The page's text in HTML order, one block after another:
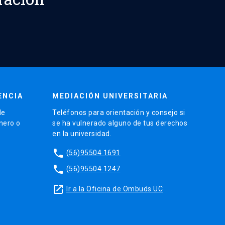
o
MEDIACIÓN UNIVERSITARIA
Teléfonos para orientación y consejo si
se ha vulnerado alguno de tus derechos
en la universidad.
phone (56)95504 1691
phone (56)95504 1247
launch Ir a la Oficina de Ombuds UC